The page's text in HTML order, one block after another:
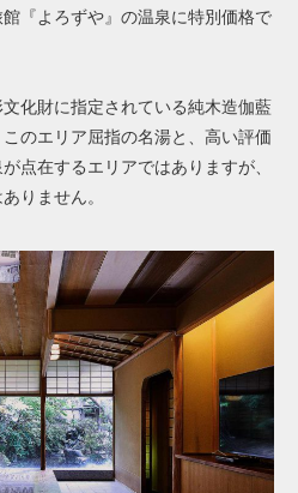
『よろずや』の温泉に特別価格で
化財に指定されている純木造伽藍
のエリア屈指の名湯と、高い評価
点在するエリアではありますが、
りません。